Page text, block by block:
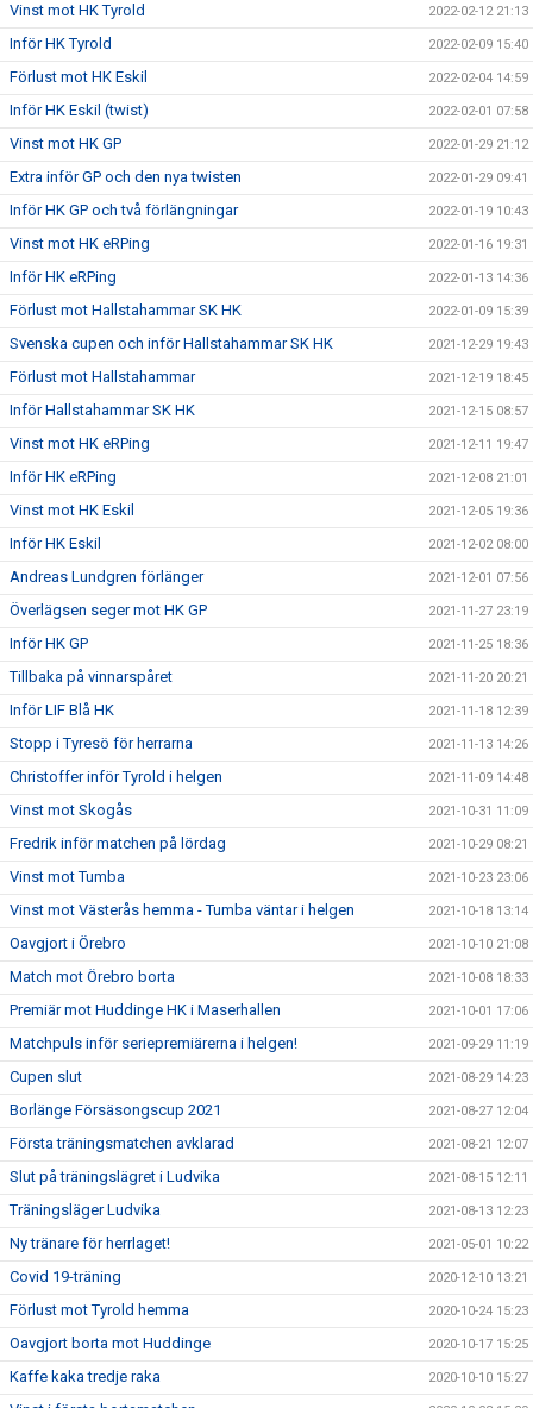
Vinst mot HK Tyrold 2022-02-12 21:13
Inför HK Tyrold 2022-02-09 15:40
Förlust mot HK Eskil 2022-02-04 14:59
Inför HK Eskil (twist) 2022-02-01 07:58
Vinst mot HK GP 2022-01-29 21:12
Extra inför GP och den nya twisten 2022-01-29 09:41
Inför HK GP och två förlängningar 2022-01-19 10:43
Vinst mot HK eRPing 2022-01-16 19:31
Inför HK eRPing 2022-01-13 14:36
Förlust mot Hallstahammar SK HK 2022-01-09 15:39
Svenska cupen och inför Hallstahammar SK HK 2021-12-29 19:43
Förlust mot Hallstahammar 2021-12-19 18:45
Inför Hallstahammar SK HK 2021-12-15 08:57
Vinst mot HK eRPing 2021-12-11 19:47
Inför HK eRPing 2021-12-08 21:01
Vinst mot HK Eskil 2021-12-05 19:36
Inför HK Eskil 2021-12-02 08:00
Andreas Lundgren förlänger 2021-12-01 07:56
Överlägsen seger mot HK GP 2021-11-27 23:19
Inför HK GP 2021-11-25 18:36
Tillbaka på vinnarspåret 2021-11-20 20:21
Inför LIF Blå HK 2021-11-18 12:39
Stopp i Tyresö för herrarna 2021-11-13 14:26
Christoffer inför Tyrold i helgen 2021-11-09 14:48
Vinst mot Skogås 2021-10-31 11:09
Fredrik inför matchen på lördag 2021-10-29 08:21
Vinst mot Tumba 2021-10-23 23:06
Vinst mot Västerås hemma - Tumba väntar i helgen 2021-10-18 13:14
Oavgjort i Örebro 2021-10-10 21:08
Match mot Örebro borta 2021-10-08 18:33
Premiär mot Huddinge HK i Maserhallen 2021-10-01 17:06
Matchpuls inför seriepremiärerna i helgen! 2021-09-29 11:19
Cupen slut 2021-08-29 14:23
Borlänge Försäsongscup 2021 2021-08-27 12:04
Första träningsmatchen avklarad 2021-08-21 12:07
Slut på träningslägret i Ludvika 2021-08-15 12:11
Träningsläger Ludvika 2021-08-13 12:23
Ny tränare för herrlaget! 2021-05-01 10:22
Covid 19-träning 2020-12-10 13:21
Förlust mot Tyrold hemma 2020-10-24 15:23
Oavgjort borta mot Huddinge 2020-10-17 15:25
Kaffe kaka tredje raka 2020-10-10 15:27